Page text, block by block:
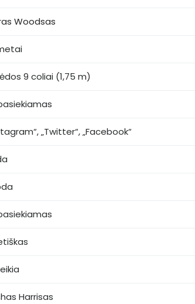
Woodsas
9 coliai (1,75 m)
„Twitter“, „Facebook“
Harrisas